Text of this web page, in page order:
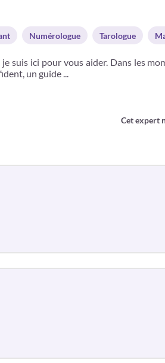
Numérologue Tarologue
suis ici pour vous aider. Dans les
un guide ...
Cet expert